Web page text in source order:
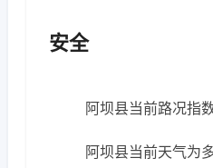
安全
阿坝县当前路况指
阿坝县当前天气为